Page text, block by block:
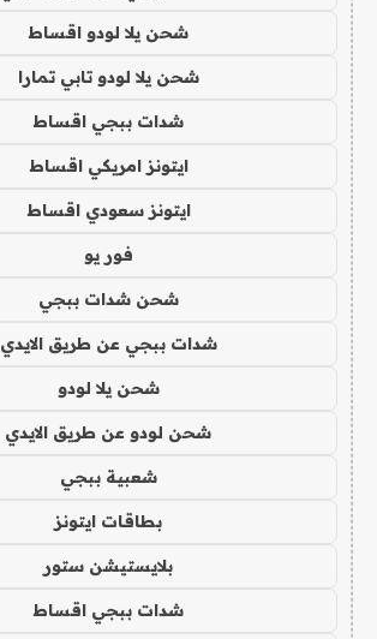
شحن يلا لودو اقساط
شحن يلا لودو تابي تمارا
شدات ببجي اقساط
ايتونز امريكي اقساط
ايتونز سعودي اقساط
فور يو
شحن شدات ببجي
شدات ببجي عن طريق الايدي
شحن يلا لودو
شحن لودو عن طريق الايدي
شعبية ببجي
بطاقات ايتونز
بلايستيشن ستور
شدات ببجي اقساط